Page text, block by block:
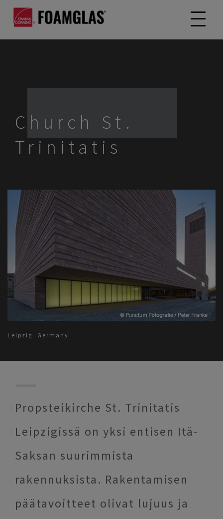
Church St.
Trinitatis
Leipzig Germany
Propsteikirche St. Trinitatis
Leipzigissä on yksi entisen Itä-
Saksan suurimmista
rakennuksista. Rakentamisen
päätavoitteet olivat lujuus ja